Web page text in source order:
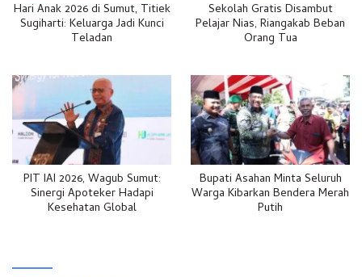
Hari Anak 2026 di Sumut, Titiek
Sugiharti: Keluarga Jadi Kunci
Teladan
Sekolah Gratis Disambut
Pelajar Nias, Riangakab Beban
Orang Tua
PIT IAI 2026, Wagub Sumut:
Sinergi Apoteker Hadapi
Kesehatan Global
Bupati Asahan Minta Seluruh
Warga Kibarkan Bendera Merah
Putih